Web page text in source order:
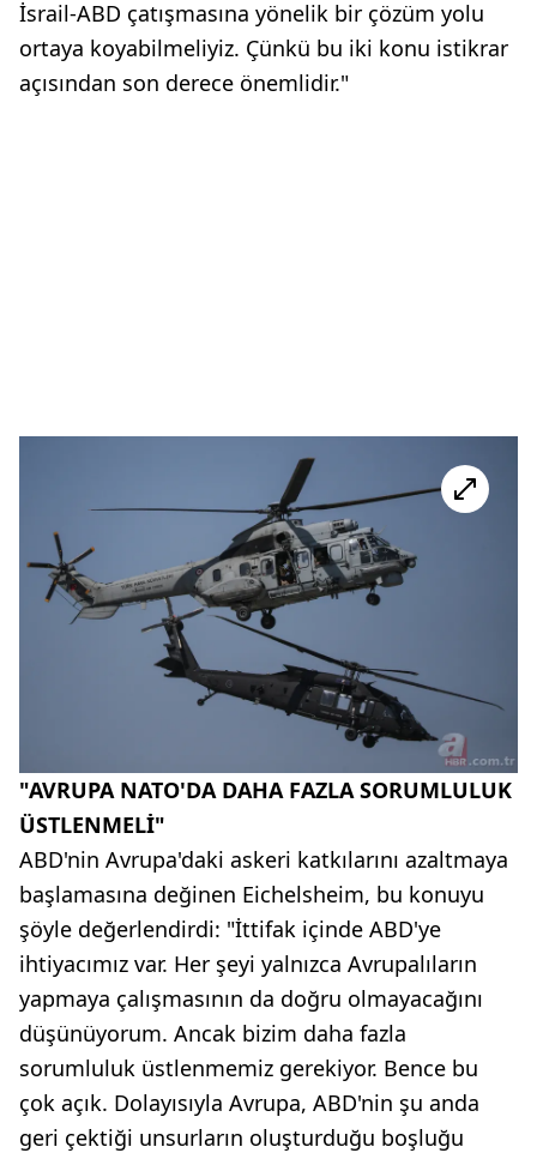
İsrail-ABD çatışmasına yönelik bir çözüm yolu
ortaya koyabilmeliyiz. Çünkü bu iki konu istikrar
açısından son derece önemlidir."
"AVRUPA NATO'DA DAHA FAZLA SORUMLULUK
ÜSTLENMELİ"
ABD'nin Avrupa'daki askeri katkılarını azaltmaya
başlamasına değinen Eichelsheim, bu konuyu
şöyle değerlendirdi: "İttifak içinde ABD'ye
ihtiyacımız var. Her şeyi yalnızca Avrupalıların
yapmaya çalışmasının da doğru olmayacağını
düşünüyorum. Ancak bizim daha fazla
sorumluluk üstlenmemiz gerekiyor. Bence bu
çok açık. Dolayısıyla Avrupa, ABD'nin şu anda
geri çektiği unsurların oluşturduğu boşluğu